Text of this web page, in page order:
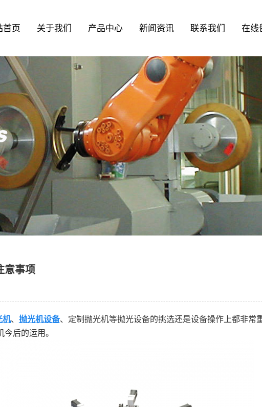
首页 关于我们 产品中心 新闻资讯 联系我们 在线
意事项
机、 抛光机设备、定制抛光机等抛光设备的挑选还是设备操作上都非常
后的运用。